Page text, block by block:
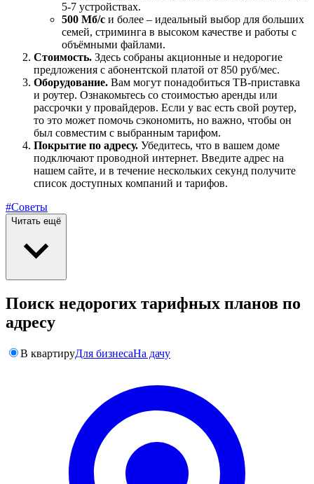
5-7 устройствах.
500 Мб/с и более – идеальный выбор для больших
семей, стриминга в высоком качестве и работы с
объёмными файлами.
Стоимость. Здесь собраны акционные и недорогие
предложения с абонентской платой от 850 руб/мес.
Оборудование. Вам могут понадобиться ТВ-приставка
и роутер. Ознакомьтесь со стоимостью аренды или
рассрочки у провайдеров. Если у вас есть свой роутер,
то это может помочь сэкономить, но важно, чтобы он
был совместим с выбранным тарифом.
Покрытие по адресу. Убедитесь, что в вашем доме
подключают проводной интернет. Введите адрес на
нашем сайте, и в течение нескольких секунд получите
список доступных компаний и тарифов.
#Советы
Читать ещё
Поиск недорогих тарифных планов по
адресу
В квартируДля бизнесаНа дачу